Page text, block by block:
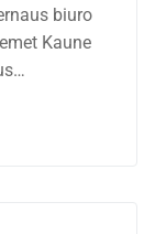
biuro
Kaune